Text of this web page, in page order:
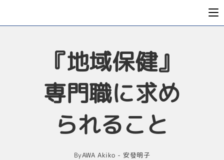
『地域保健』
専門職に求め
られること
ByAWA Akiko - 安發明子